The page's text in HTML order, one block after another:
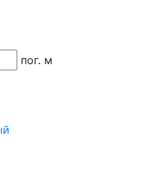
пог. м